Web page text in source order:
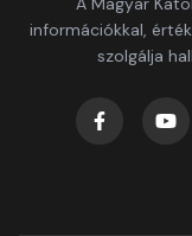
információkkal,
szolgálja